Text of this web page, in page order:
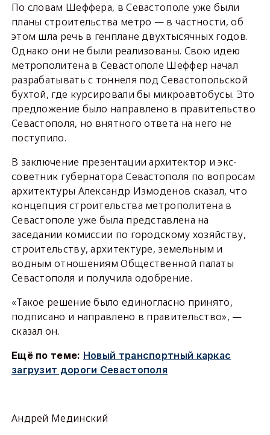
По словам Шеффера, в Севастополе уже были
планы строительства метро — в частности, об
этом шла речь в генплане двухтысячных годов.
Однако они не были реализованы. Свою идею
метрополитена в Севастополе Шеффер начал
разрабатывать с тоннеля под Севастопольской
бухтой, где курсировали бы микроавтобусы. Это
предложение было направлено в правительство
Севастополя, но внятного ответа на него не
поступило.
В заключение презентации архитектор и экс-
советник губернатора Севастополя по вопросам
архитектуры Александр Измоденов сказал, что
концепция строительства метрополитена в
Севастополе уже была представлена на
заседании комиссии по городскому хозяйству,
строительству, архитектуре, земельным и
водным отношениям Общественной палаты
Севастополя и получила одобрение.
«Такое решение было единогласно принято,
подписано и направлено в правительство», —
сказал он.
Ещё по теме: Новый транспортный каркас
загрузит дороги Севастополя
Андрей Мединский